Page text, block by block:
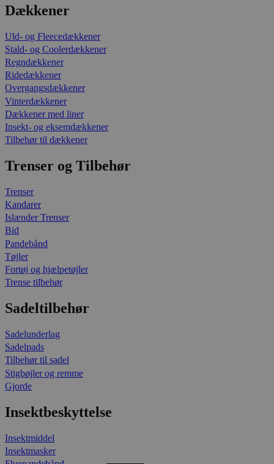
Dækkener
Uld- og Fleecedækkener
Stald- og Coolerdækkener
Regndækkener
Ridedækkener
Overgangsdækkener
Vinterdækkener
Dækkener med liner
Insekt- og eksemdækkener
Tilbehør til dækkener
Trenser og Tilbehør
Trenser
Kandarer
Islænder Trenser
Bid
Pandebånd
Tøjler
Fortøj og hjælpetøjler
Trense tilbehør
Sadeltilbehør
Sadelunderlag
Sadelpads
Tilbehør til sadel
Stigbøjler og remme
Gjorde
Insektbeskyttelse
Insektmiddel
Insektmasker